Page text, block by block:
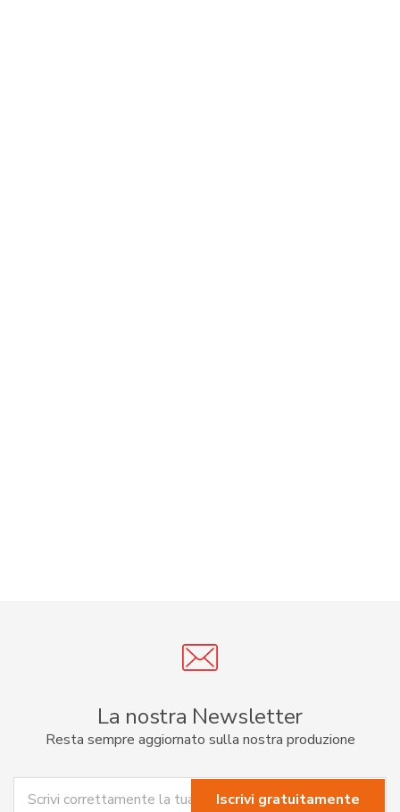
La nostra Newsletter
Resta sempre aggiornato sulla nostra produzione